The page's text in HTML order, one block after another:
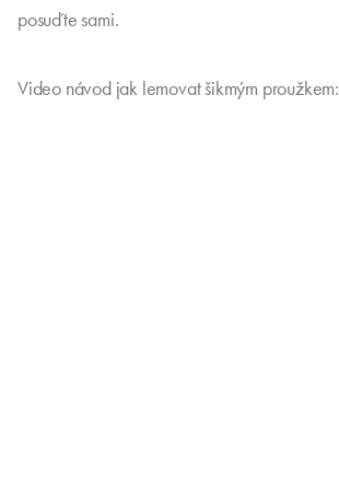
posuďte sami.
Video návod jak lemovat šikmým proužkem: